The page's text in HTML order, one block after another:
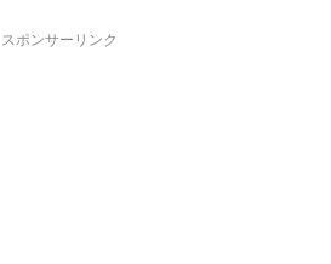
スポンサーリンク